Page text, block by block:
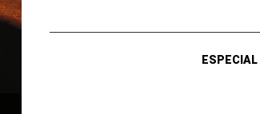
ESPECIAL